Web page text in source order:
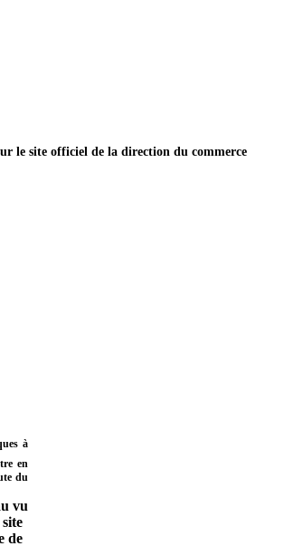
officiel de la direction du commerce de la wilaya
à
en
du
vu
de